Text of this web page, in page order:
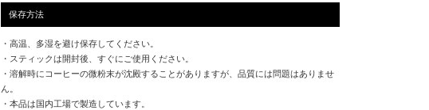
保存方法
・高温、多湿を避け保存してください。
・スティックは開封後、すぐにご使用ください。
・溶解時にコーヒーの微粉末が沈殿することがありますが、品質には問題はありませ
ん。
・本品は国内工場で製造しています。